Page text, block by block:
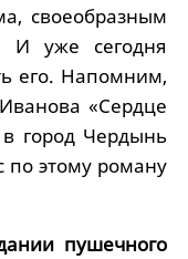
своеобразным
И уже сегодня
его. Напомним,
«Сердце
город Чердынь
по этому роману
пушечного